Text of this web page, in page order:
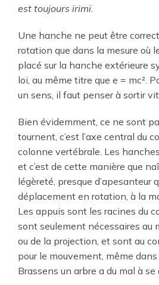
est toujours irimi
Une hanche ne peut être
rotation que dans la mesure où
placé sur la hanche extérieure
loi, au même titre que e = mc².
un sens, il faut penser à sortir
Bien évidemment, ce ne sont
tournent, c’est l’axe central du
colonne vertébrale. Les
et c’est de cette manière que
légèreté, presque d’apesanteur
déplacement en rotation, à la
Les appuis sont les racines du
sont seulement nécessaires au
ou de la projection, et sont au
pour le mouvement, même
Brassens un arbre a du mal à se